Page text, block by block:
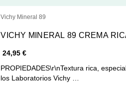
Vichy Mineral 89
VICHY MINERAL 89 CREMA
24,95 €
PROPIEDADES\r\nTextura rica,
los Laboratorios Vichy …